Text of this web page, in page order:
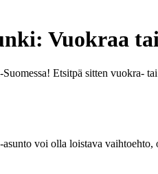
Vuokraa
Etsitpä sitten vuokra-
voi olla loistava